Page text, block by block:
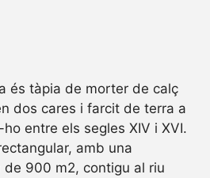
és tàpia de morter de calç
dos cares i farcit de terra a
entre els segles XIV i XVI.
amb una
900 m2, contigu al riu